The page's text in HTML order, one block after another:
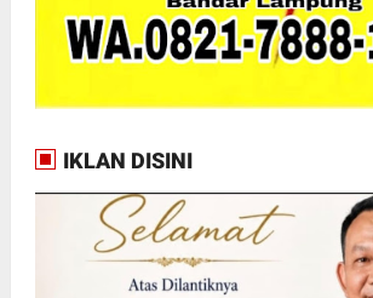
IKLAN DISINI